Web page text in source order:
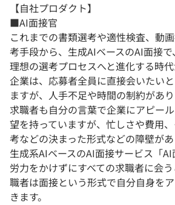
【自社プロダクト】
■AI面接官
これまでの書類選考や適性検査、動
考手段から、生成AIベースのAI面接
理想の選考プロセスへと進化する時代
企業は、応募者全員に直接会いたい
ますが、人手不足や時間の制約があり
求職者も自分の言葉で企業にアピー
望を持っていますが、忙しさや費用
考などの決まった形式などの障壁があ
生成系AIベースのAI面接サービス「
労力をかけずにすべての求職者に会
職者は面接という形式で自分自身を
きます。